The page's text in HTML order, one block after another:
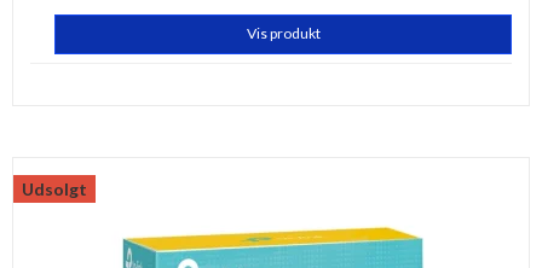
Vis produkt
Udsolgt